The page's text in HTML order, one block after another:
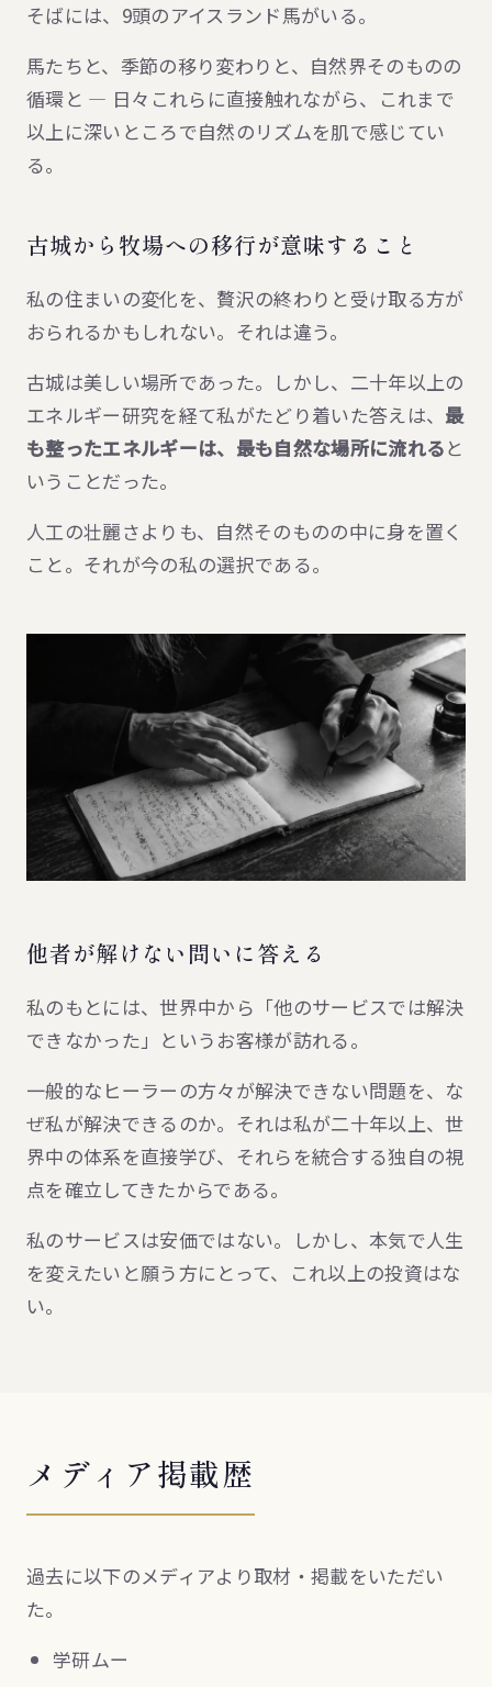
そばには、9頭のアイスランド馬がいる。
馬たちと、季節の移り変わりと、自然界そのものの
循環と — 日々これらに直接触れながら、これまで
以上に深いところで自然のリズムを肌で感じてい
る。
古城から牧場への移行が意味すること
私の住まいの変化を、贅沢の終わりと受け取る方が
おられるかもしれない。それは違う。
古城は美しい場所であった。しかし、二十年以上の
エネルギー研究を経て私がたどり着いた答えは、 最
も整ったエネルギーは、最も自然な場所に流れると
いうことだった。
人工の壮麗さよりも、自然そのものの中に身を置く
こと。それが今の私の選択である。
他者が解けない問いに答える
私のもとには、世界中から「他のサービスでは解決
できなかった」というお客様が訪れる。
一般的なヒーラーの方々が解決できない問題を、な
ぜ私が解決できるのか。それは私が二十年以上、世
界中の体系を直接学び、それらを統合する独自の視
点を確立してきたからである。
私のサービスは安価ではない。しかし、本気で人生
を変えたいと願う方にとって、これ以上の投資はな
い。
メディア掲載歴
過去に以下のメディアより取材・掲載をいただい
た。
学研ムー